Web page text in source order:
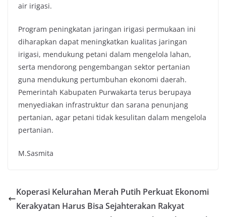
air irigasi.
Program peningkatan jaringan irigasi permukaan ini
diharapkan dapat meningkatkan kualitas jaringan
irigasi, mendukung petani dalam mengelola lahan,
serta mendorong pengembangan sektor pertanian
guna mendukung pertumbuhan ekonomi daerah.
Pemerintah Kabupaten Purwakarta terus berupaya
menyediakan infrastruktur dan sarana penunjang
pertanian, agar petani tidak kesulitan dalam mengelola
pertanian.
M.Sasmita
Koperasi Kelurahan Merah Putih Perkuat Ekonomi
Kerakyatan Harus Bisa Sejahterakan Rakyat